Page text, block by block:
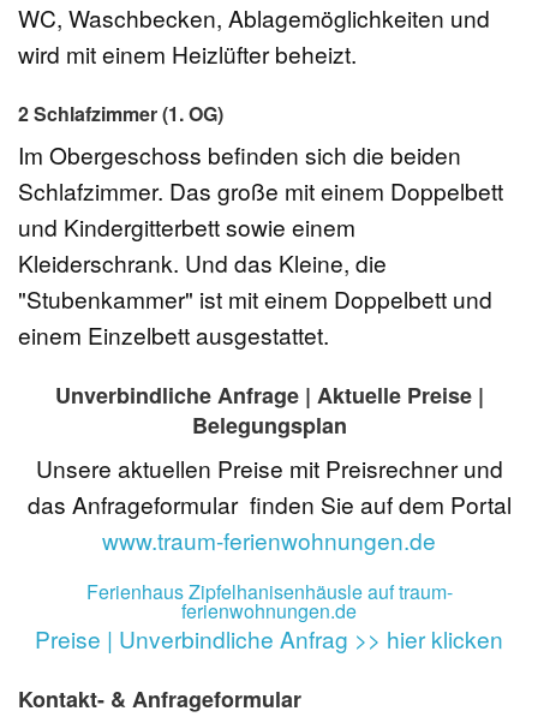
WC, Waschbecken, Ablagemöglichkeiten und
wird mit einem Heizlüfter beheizt.
2 Schlafzimmer (1. OG)
Im Obergeschoss befinden sich die beiden
Schlafzimmer. Das große mit einem Doppelbett
und Kindergitterbett sowie einem
Kleiderschrank. Und das Kleine, die
"Stubenkammer" ist mit einem Doppelbett und
einem Einzelbett ausgestattet.
Unverbindliche Anfrage | Aktuelle Preise |
Belegungsplan
Unsere aktuellen Preise mit Preisrechner und
das Anfrageformular finden Sie auf dem Portal
www.traum-ferienwohnungen.de
Ferienhaus Zipfelhanisenhäusle auf traum-
ferienwohnungen.de
Preise | Unverbindliche Anfrag >> hier klicken
Kontakt- & Anfrageformular